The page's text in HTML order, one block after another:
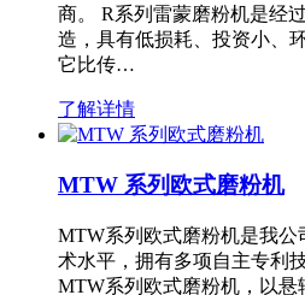
商。 R系列雷蒙磨粉机是经
造，具有低损耗、投资小、
它比传…
了解详情
MTW 系列欧式磨粉机
MTW系列欧式磨粉机是我
术水平，拥有多项自主专利
MTW系列欧式磨粉机，以悬